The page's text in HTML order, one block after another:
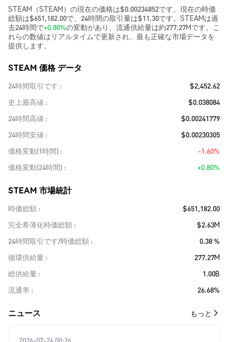
STEAM（STEAM）の現在の価格は$0.00234852です。現在の時価
総額は$651,182.00で、24時間の取引量は$11.30です。STEAMは過
去24時間で+0.80%の変動があり、流通供給量は約277.27Mです。こ
れらの数値はリアルタイムで更新され、最も正確な市場データを
提供します。
STEAM 価格 データ
24時間取引です
$2,452.62
史上最高値
$0.038084
24時間高値
$0.00241779
24時間安値
$0.00230305
価格変動(1時間)
-1.60%
価格変動(24時間)
+0.80%
STEAM 市場統計
時価総額
$651,182.00
完全希薄化時価総額
$2.63M
24時間取引です/時価総額
0.38 %
循環供給量
277.27M
総供給量
1.00B
流通率
26.68%
​​ニュース​​ もっと
2026-07-24 00:26